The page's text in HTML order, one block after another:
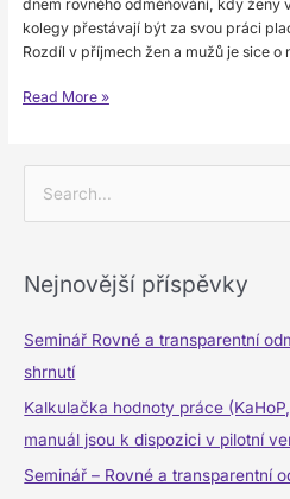
dnem rovného odměňování, kdy ženy
kolegy přestávají být za svou práci
Rozdíl v příjmech žen a mužů je sice o
Read More »
l
r
Nejnovější příspěvky
Seminář Rovné a transparentní
shrnutí
Kalkulačka hodnoty práce
manuál jsou k dispozici v pilotní
Seminář – Rovné a transparentní